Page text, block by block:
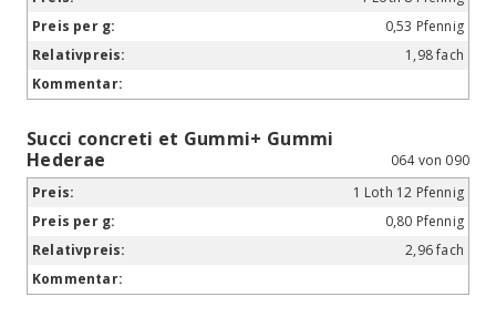
0,53 Pfennig
1,98 fach
Succi concreti et Gummi+ Gummi
Hederae
064 von 090
1 Loth 12 Pfennig
0,80 Pfennig
2,96 fach